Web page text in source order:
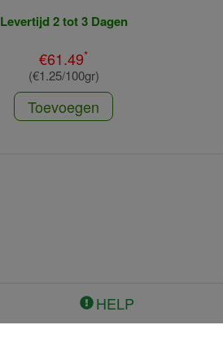
Levertijd 2 tot 3 Dagen
€61.49*
(€1.25/100gr)
Toevoegen
HELP